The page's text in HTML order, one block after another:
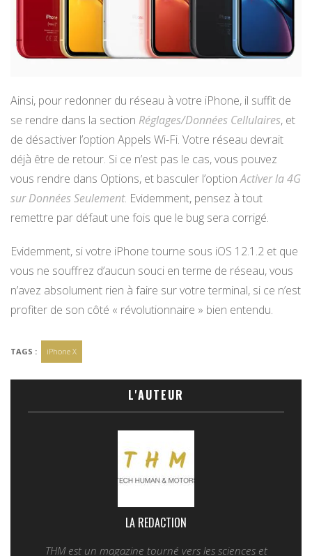
Ainsi, pour redonner du réseau à votre iPhone, il suffit de
se rendre dans la section Réglages/Données Cellulaires, et
de désactiver l’option Appels Wi-Fi. Votre réseau devrait
déjà être de retour. Si ce n’est pas le cas, vous pouvez
vous rendre dans Options, et basculer l’optionActiver la 4G
sur Données Seulement. Evidemment, pensez à tout
remettre par défaut une fois que le bug sera corrigé.
Evidemment, si votre iPhone tourne sous iOS 12.1.2 et que
vous ne souffrez d’aucun souci en terme de réseau, vous
n’avez absolument rien à faire sur votre terminal, si ce n’est
profiter de son côté « révolutionnaire » bien entendu.
TAGS : iPhone X
L'AUTEUR
LA REDACTION
THM est un magazine tourné vers les sciences et